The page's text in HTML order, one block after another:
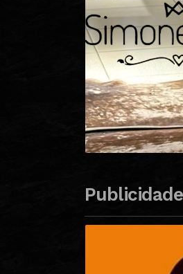
Publicidade